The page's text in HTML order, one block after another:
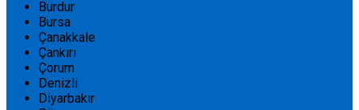
Burdur
Bursa
Çanakkale
Çankırı
Çorum
Denizli
Diyarbakır